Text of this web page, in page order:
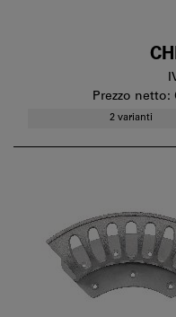
Prezzo netto:
2 varianti